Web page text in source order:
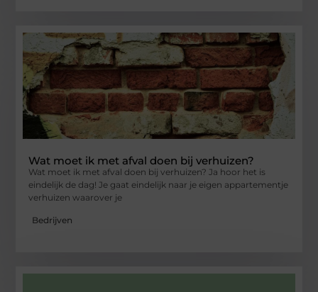
Wat moet ik met afval doen bij verhuizen?
Wat moet ik met afval doen bij verhuizen? Ja hoor het is
eindelijk de dag! Je gaat eindelijk naar je eigen appartementje
verhuizen waarover je
Bedrijven